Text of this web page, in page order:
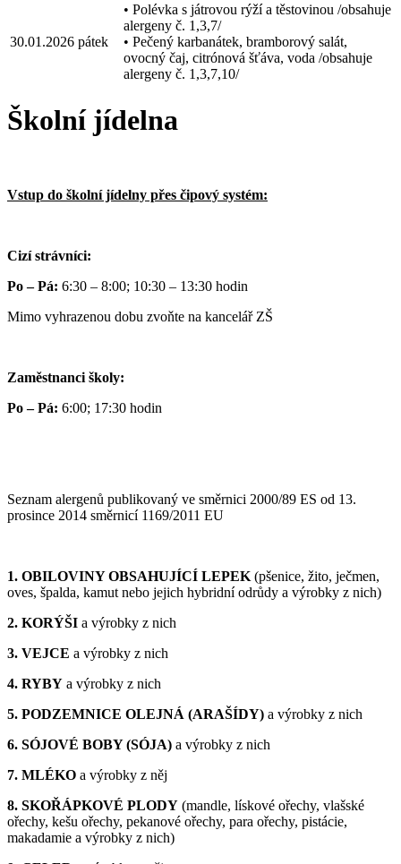
30.01.2026 pátek
• Polévka s játrovou rýží a těstovinou /obsahuje
alergeny č. 1,3,7/
• Pečený karbanátek, bramborový salát,
ovocný čaj, citrónová šťáva, voda /obsahuje
alergeny č. 1,3,7,10/
Školní jídelna
Vstup do školní jídelny přes čipový systém:
Cizí strávníci:
Po – Pá: 6:30 – 8:00; 10:30 – 13:30 hodin
Mimo vyhrazenou dobu zvoňte na kancelář ZŠ
Zaměstnanci školy:
Po – Pá: 6:00; 17:30 hodin
Seznam alergenů publikovaný ve směrnici 2000/89 ES od 13.
prosince 2014 směrnicí 1169/2011 EU
1. OBILOVINY OBSAHUJÍCÍ LEPEK (pšenice, žito, ječmen,
oves, špalda, kamut nebo jejich hybridní odrůdy a výrobky z nich)
2. KORÝŠI a výrobky z nich
3. VEJCE a výrobky z nich
4. RYBY a výrobky z nich
5. PODZEMNICE OLEJNÁ (ARAŠÍDY) a výrobky z nich
6. SÓJOVÉ BOBY (SÓJA) a výrobky z nich
7. MLÉKO a výrobky z něj
8. SKOŘÁPKOVÉ PLODY (mandle, lískové ořechy, vlašské
ořechy, kešu ořechy, pekanové ořechy, para ořechy, pistácie,
makadamie a výrobky z nich)